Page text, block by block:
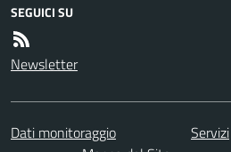
SEGUICI SU
Newsletter
Dati monitoraggio Servizi